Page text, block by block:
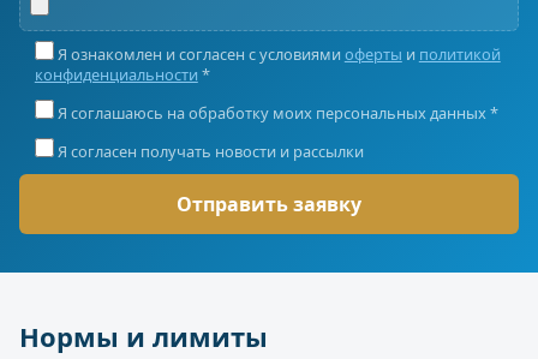
Я ознакомлен и согласен с условиями оферты и политикой
конфиденциальности *
Я соглашаюсь на обработку моих персональных данных *
Я согласен получать новости и рассылки
Нормы и лимиты